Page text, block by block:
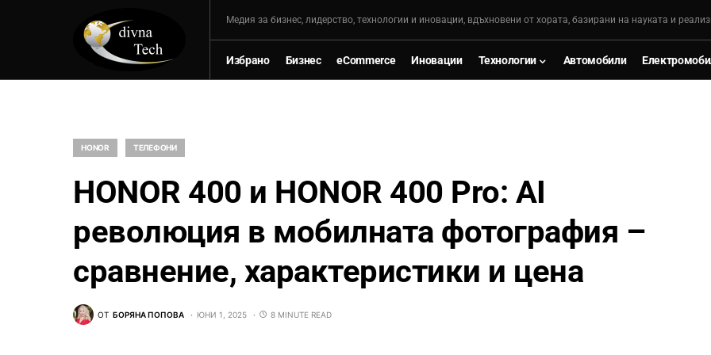
Mедия за бизнес, лидерство, технологии и иновации, вдъхновени от хората, базирани на науката и
Избрано Бизнес eCommerce Иновации Технологии Автомобили
HONOR ТЕЛЕФОНИ
HONOR 400 и HONOR 400 Pro: AI
революция в мобилната фотография –
сравнение, характеристики и цена
ОТ БОРЯНА ПОПОВА ЮНИ 1, 2025 8 MINUTE READ